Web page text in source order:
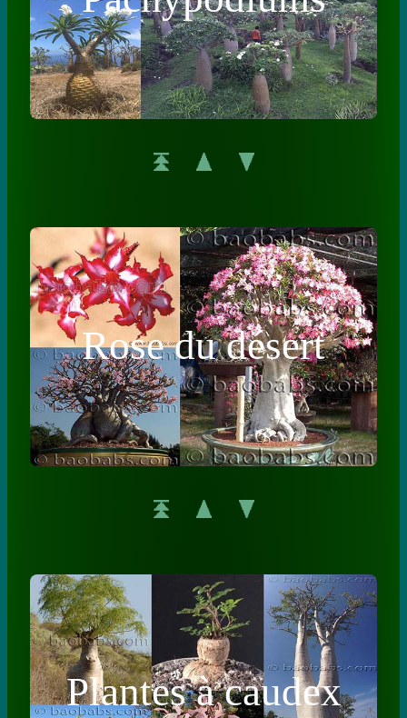
Rose du désert
Plantes à caudex